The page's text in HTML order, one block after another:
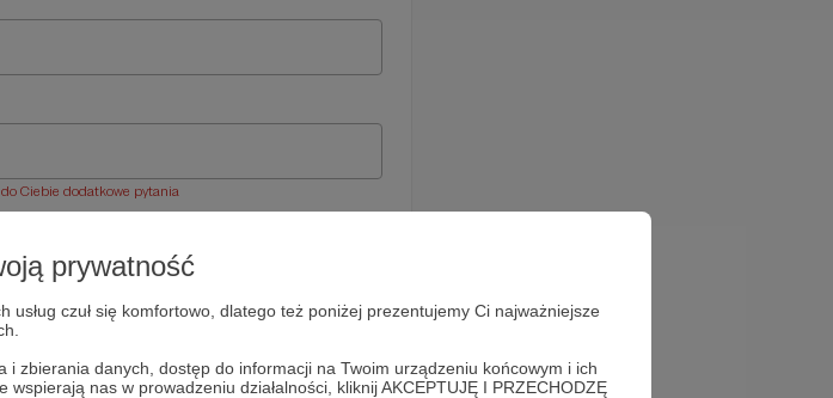
prywatność
czuł się komfortowo, dlatego też poniżej prezentujemy Ci najważniejsze
zbierania danych, dostęp do informacji na Twoim urządzeniu końcowym i ich
nas w prowadzeniu działalności, kliknij AKCEPTUJĘ I PRZECHODZĘ
Ciebie dodatkowe pytania